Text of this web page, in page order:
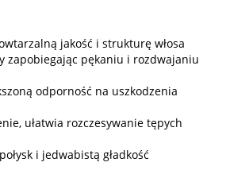
jakość i strukturę włosa
zapobiegając pękaniu i rozdwajaniu
odporność na uszkodzenia
ułatwia rozczesywanie tępych
i jedwabistą gładkość